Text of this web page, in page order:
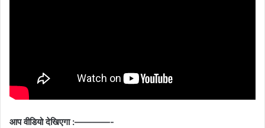
आप वीडियो देखिएगा :————-